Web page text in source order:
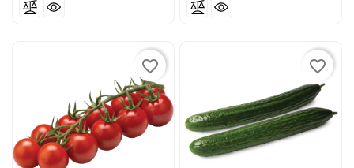
favorite_border favorite_border